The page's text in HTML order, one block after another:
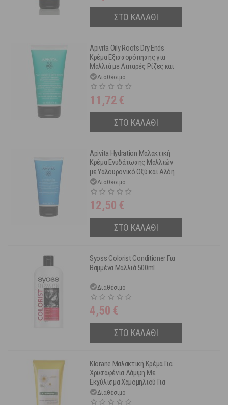
ΣΤΟ ΚΑΛΑΘΙ
Apivita Oily Roots Dry Ends
Κρέμα Εξισσορόπησης για
Μαλλιά με Λιπαρές Ρίζες και
Ξηρές Άκρες με Τσουκνίδα και
Πρόπολη 150 ml
Διαθέσιμο
11,72 €
ΣΤΟ ΚΑΛΑΘΙ
Apivita Hydration Μαλακτική
Κρέμα Ενυδάτωσης Μαλλιών
με Υαλουρονικό Οξύ και Αλόη
150 ml
Διαθέσιμο
12,50 €
ΣΤΟ ΚΑΛΑΘΙ
Syoss Colorist Conditioner Για
Βαμμένα Μαλλιά 500ml
Διαθέσιμο
4,50 €
ΣΤΟ ΚΑΛΑΘΙ
Klorane Μαλακτική Κρέμα Για
Χρυσαφένια Λάμψη Με
Εκχύλισμα Χαμομηλιού Για
Ξανθά Μαλλιά 200ml
Διαθέσιμο